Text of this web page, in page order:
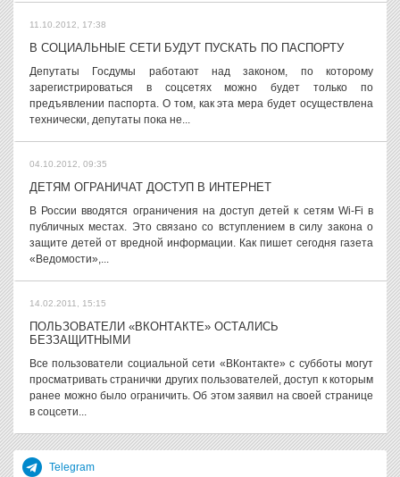
11.10.2012, 17:38
В СОЦИАЛЬНЫЕ СЕТИ БУДУТ ПУСКАТЬ ПО ПАСПОРТУ
Депутаты Госдумы работают над законом, по которому
зарегистрироваться в соцсетях можно будет только по
предъявлении паспорта. О том, как эта мера будет осуществлена
технически, депутаты пока не...
04.10.2012, 09:35
ДЕТЯМ ОГРАНИЧАТ ДОСТУП В ИНТЕРНЕТ
В России вводятся ограничения на доступ детей к сетям Wi-Fi в
публичных местах. Это связано со вступлением в силу закона о
защите детей от вредной информации. Как пишет сегодня газета
«Ведомости»,...
14.02.2011, 15:15
ПОЛЬЗОВАТЕЛИ «ВКОНТАКТЕ» ОСТАЛИСЬ
БЕЗЗАЩИТНЫМИ
Все пользователи социальной сети «ВКонтакте» с субботы могут
просматривать странички других пользователей, доступ к которым
ранее можно было ограничить. Об этом заявил на своей странице
в соцсети...
Telegram